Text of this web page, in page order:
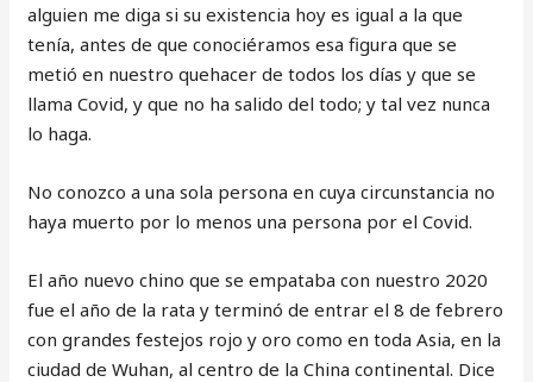
alguien me diga si su existencia hoy es igual a la que
tenía, antes de que conociéramos esa figura que se
metió en nuestro quehacer de todos los días y que se
llama Covid, y que no ha salido del todo; y tal vez nunca
lo haga.
No conozco a una sola persona en cuya circunstancia no
haya muerto por lo menos una persona por el Covid.
El año nuevo chino que se empataba con nuestro 2020
fue el año de la rata y terminó de entrar el 8 de febrero
con grandes festejos rojo y oro como en toda Asia, en la
ciudad de Wuhan, al centro de la China continental. Dice